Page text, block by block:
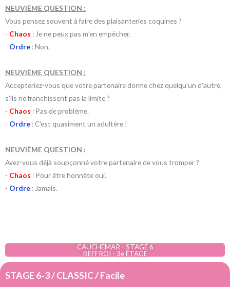
NEUVIÈME QUESTION :
Vous pensez souvent à faire des plaisanteries coquines ?
- Chaos : Je ne peux pas m’en empêcher.
- Ordre : Non.
NEUVIÈME QUESTION :
Accepteriez-vous que votre partenaire dorme chez quelqu'un d'autre,
s'ils ne franchissent pas la limite ?
- Chaos : Pas de problème.
- Ordre : C'est quasiment un adultère !
NEUVIÈME QUESTION :
Avez-vous déjà soupçonné votre partenaire de vous tromper ?
- Chaos : Pour être honnête oui.
- Ordre : Jamais.
CAUCHEMAR - STAGE 6
BEFFROI - 3e ÉTAGE
STAGE 6-3 / CLASSIC / Facile